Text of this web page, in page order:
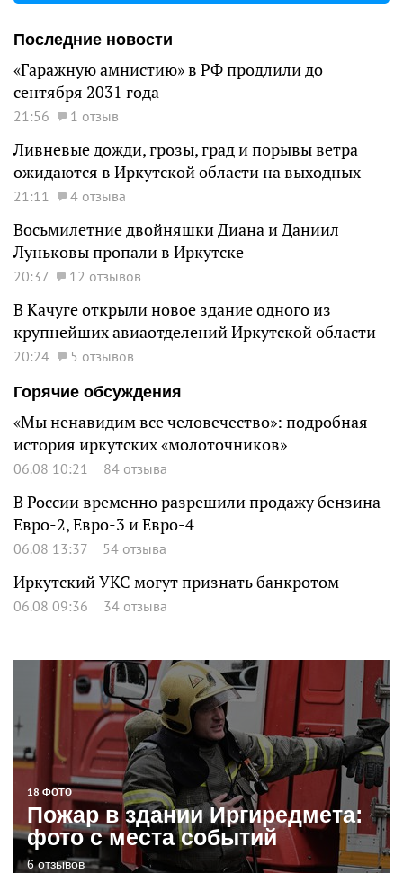
Последние новости
«Гаражную амнистию» в РФ продлили до
сентября 2031 года
21:56 1 отзыв
Ливневые дожди, грозы, град и порывы ветра
ожидаются в Иркутской области на выходных
21:11 4 отзыва
Восьмилетние двойняшки Диана и Даниил
Луньковы пропали в Иркутске
20:37 12 отзывов
В Качуге открыли новое здание одного из
крупнейших авиаотделений Иркутской области
20:24
5 отзывов
Горячие обсуждения
«Мы ненавидим все человечество»: подробная
история иркутских «молоточников»
06.08 10:21 84 отзыва
В России временно разрешили продажу бензина
Евро-2, Евро-3 и Евро-4
06.08 13:37 54 отзыва
Иркутский УКС могут признать банкротом
06.08 09:36 34 отзыва
18 ФОТО
Пожар в здании Иргиредмета:
фото с места событий
6 отзывов